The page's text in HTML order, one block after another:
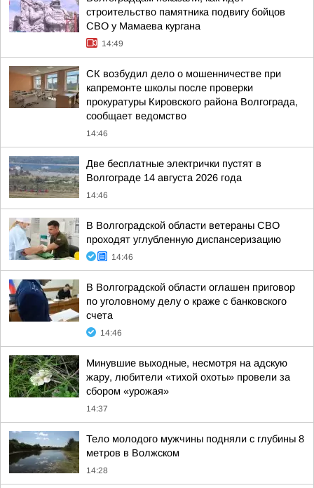
строительство памятника подвигу бойцов
СВО у Мамаева кургана
14:49
СК возбудил дело о мошенничестве при
капремонте школы после проверки
прокуратуры Кировского района Волгограда,
сообщает ведомство
14:46
Две бесплатные электрички пустят в
Волгограде 14 августа 2026 года
14:46
В Волгоградской области ветераны СВО
проходят углубленную диспансеризацию
14:46
В Волгоградской области оглашен приговор
по уголовному делу о краже с банковского
счета
14:46
Минувшие выходные, несмотря на адскую
жару, любители «тихой охоты» провели за
сбором «урожая»
14:37
Тело молодого мужчины подняли с глубины 8
метров в Волжском
14:28